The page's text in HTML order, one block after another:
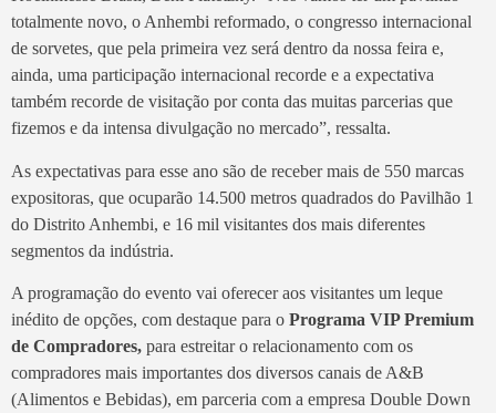
totalmente novo, o Anhembi reformado, o congresso internacional
de sorvetes, que pela primeira vez será dentro da nossa feira e,
ainda, uma participação internacional recorde e a expectativa
também recorde de visitação por conta das muitas parcerias que
fizemos e da intensa divulgação no mercado”, ressalta.
As expectativas para esse ano são de receber mais de 550 marcas
expositoras, que ocuparão 14.500 metros quadrados do Pavilhão 1
do Distrito Anhembi, e 16 mil visitantes dos mais diferentes
segmentos da indústria.
A programação do evento vai oferecer aos visitantes um leque
inédito de opções, com destaque para o Programa VIP Premium
de Compradores, para estreitar o relacionamento com os
compradores mais importantes dos diversos canais de A&B
(Alimentos e Bebidas), em parceria com a empresa Double Down